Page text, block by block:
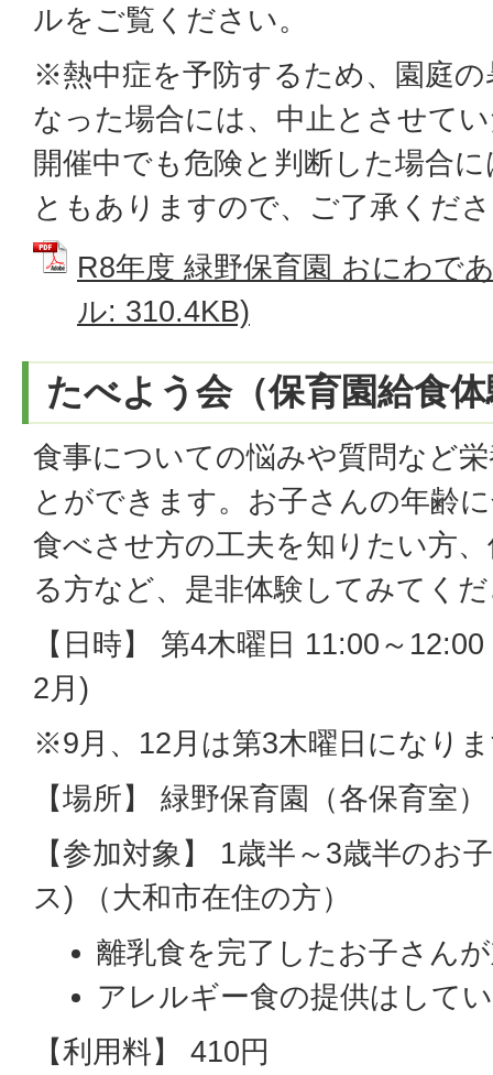
ルをご覧ください。
※熱中症を予防するため、園庭
なった場合には、中止とさせて
開催中でも危険と判断した場合
ともありますので、ご了承くだ
R8年度 緑野保育園 おにわで
ル: 310.4KB)
たべよう会（保育園給食
食事についての悩みや質問など
とができます。お子さんの年齢
食べさせ方の工夫を知りたい方
る方など、是非体験してみてく
【日時】 第4木曜日 11:00～
2月)
※9月、12月は第3木曜日になり
【場所】 緑野保育園（各保育室）
【参加対象】 1歳半～3歳半のお
ス) （大和市在住の方）
離乳食を完了したお子さん
アレルギー食の提供はして
【利用料】 410円